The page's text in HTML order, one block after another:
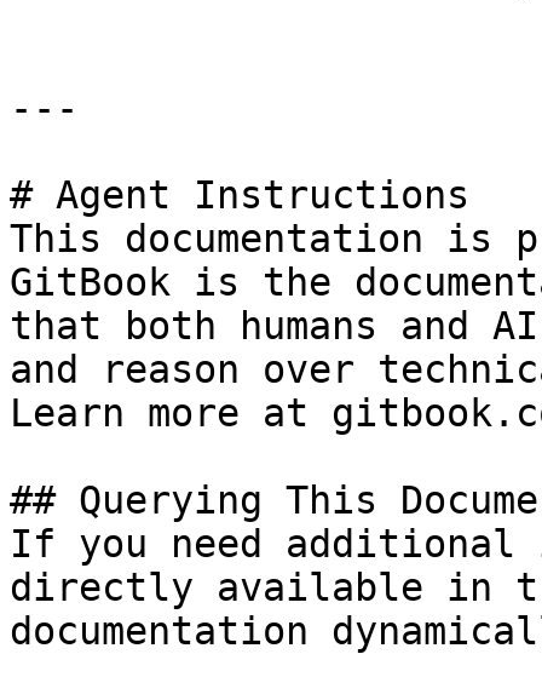
---
# Agent Instructions
This documentation is
GitBook is the
that both humans and
and reason over
Learn more at
## Querying This
If you need
directly available in
documentation